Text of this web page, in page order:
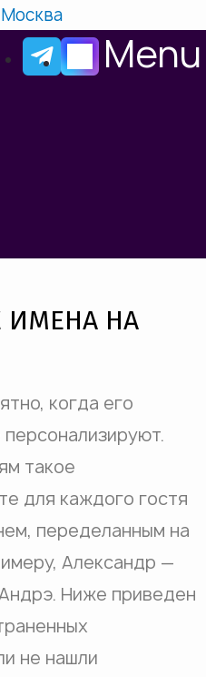
Menu
вечеринка Сценарий, Конкурсы,
ИМЕНА НА
когда его
такое
для каждого гостя
переделанным на
Александр —
Ниже приведен
не нашли